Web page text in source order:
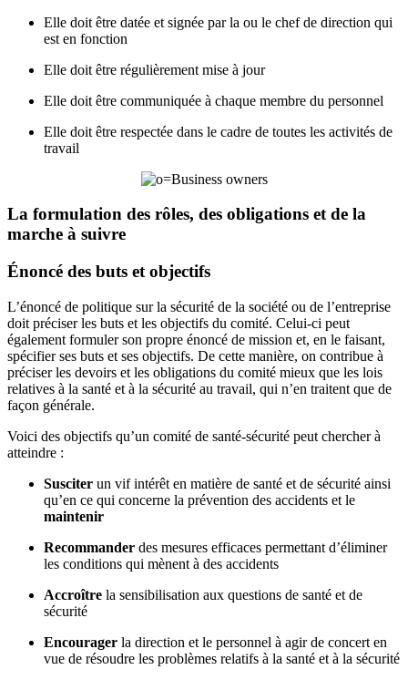
Elle doit être datée et signée par la ou le chef de direction qui
est en fonction
Elle doit être régulièrement mise à jour
Elle doit être communiquée à chaque membre du personnel
Elle doit être respectée dans le cadre de toutes les activités de
travail
La formulation des rôles, des obligations et de la
marche à suivre
Énoncé des buts et objectifs
L’énoncé de politique sur la sécurité de la société ou de l’entreprise
doit préciser les buts et les objectifs du comité. Celui-ci peut
également formuler son propre énoncé de mission et, en le faisant,
spécifier ses buts et ses objectifs. De cette manière, on contribue à
préciser les devoirs et les obligations du comité mieux que les lois
relatives à la santé et à la sécurité au travail, qui n’en traitent que de
façon générale.
Voici des objectifs qu’un comité de santé-sécurité peut chercher à
atteindre :
Susciter un vif intérêt en matière de santé et de sécurité ainsi
qu’en ce qui concerne la prévention des accidents et le
maintenir
Recommander des mesures efficaces permettant d’éliminer
les conditions qui mènent à des accidents
Accroître la sensibilisation aux questions de santé et de
sécurité
Encourager la direction et le personnel à agir de concert en
vue de résoudre les problèmes relatifs à la santé et à la sécurité